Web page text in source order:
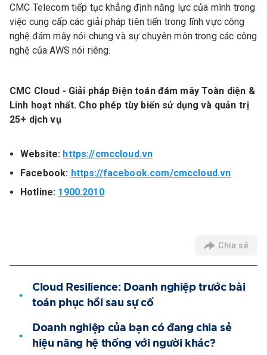
CMC Telecom tiếp tục khẳng định năng lực của mình trong
việc cung cấp các giải pháp tiên tiến trong lĩnh vực công
nghệ đám mây nói chung và sự chuyên môn trong các công
nghệ của AWS nói riêng.
CMC Cloud - Giải pháp Điện toán đám mây Toàn diện &
Linh hoạt nhất. Cho phép tùy biến sử dụng và quản trị
25+ dịch vụ
Website: https://cmccloud.vn
Facebook: https://facebook.com/cmccloud.vn
Hotline: 1900.2010
Chia sẻ
Cloud Resilience: Doanh nghiệp trước bài
toán phục hồi sau sự cố
Doanh nghiệp của bạn có đang chia sẻ
hiệu năng hệ thống với người khác?